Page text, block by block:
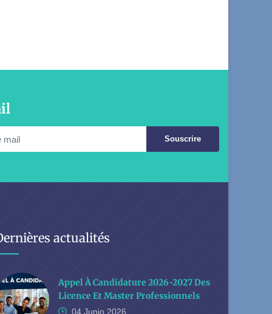
Souscrire
actualités
Appel À Candidature 2026-2027 Des
Licence Et Master Professionnels
04 Junio 2026